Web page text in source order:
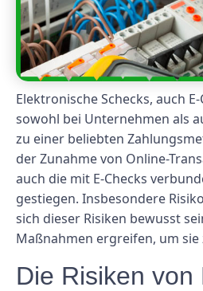
Elektronische Schecks, auch
sowohl bei Unternehmen als
zu einer beliebten
der Zunahme von Online-
auch die mit E-Checks
gestiegen. Insbesondere
sich dieser Risiken bewusst
Maßnahmen ergreifen, um
Die Risiken von